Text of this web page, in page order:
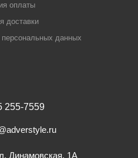
оплаты
доставки
персональных данных
255-7559
Динамовская, 1А